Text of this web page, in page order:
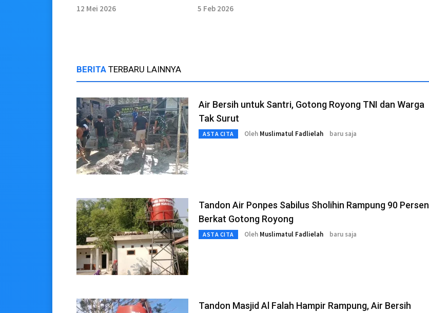
ke Filipina
12 Mei 2026 5 Feb 2026
BERITA TERBARU LAINNYA
Air Bersih untuk Santri, Gotong Royong TNI dan Warga
Tak Surut
ASTA CITA Oleh Muslimatul Fadlielah baru saja
Tandon Air Ponpes Sabilus Sholihin Rampung 90 Persen
Berkat Gotong Royong
ASTA CITA Oleh Muslimatul Fadlielah baru saja
Tandon Masjid Al Falah Hampir Rampung, Air Bersih